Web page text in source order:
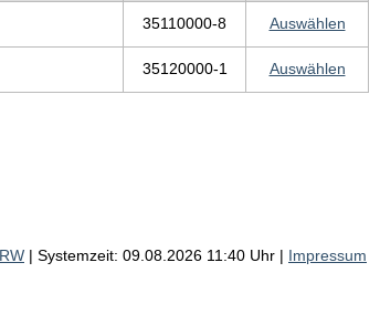
35110000-8 Auswählen
35120000-1 Auswählen
| Systemzeit: 09.08.2026 11:40 Uhr | Impressum